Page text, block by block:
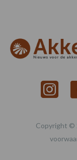
Copyright ©